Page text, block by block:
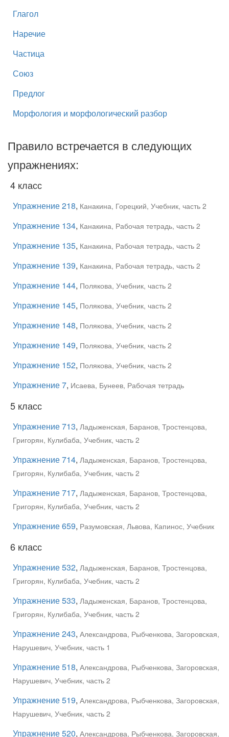
Глагол
Наречие
Частица
Союз
Предлог
Морфология и морфологический разбор
Правило встречается в следующих
упражнениях:
4 класс
Упражнение 218, Канакина, Горецкий, Учебник, часть 2
Упражнение 134, Канакина, Рабочая тетрадь, часть 2
Упражнение 135, Канакина, Рабочая тетрадь, часть 2
Упражнение 139, Канакина, Рабочая тетрадь, часть 2
Упражнение 144, Полякова, Учебник, часть 2
Упражнение 145, Полякова, Учебник, часть 2
Упражнение 148, Полякова, Учебник, часть 2
Упражнение 149, Полякова, Учебник, часть 2
Упражнение 152, Полякова, Учебник, часть 2
Упражнение 7, Исаева, Бунеев, Рабочая тетрадь
5 класс
Упражнение 713, Ладыженская, Баранов, Тростенцова,
Григорян, Кулибаба, Учебник, часть 2
Упражнение 714, Ладыженская, Баранов, Тростенцова,
Григорян, Кулибаба, Учебник, часть 2
Упражнение 717, Ладыженская, Баранов, Тростенцова,
Григорян, Кулибаба, Учебник, часть 2
Упражнение 659, Разумовская, Львова, Капинос, Учебник
6 класс
Упражнение 532, Ладыженская, Баранов, Тростенцова,
Григорян, Кулибаба, Учебник, часть 2
Упражнение 533, Ладыженская, Баранов, Тростенцова,
Григорян, Кулибаба, Учебник, часть 2
Упражнение 243, Александрова, Рыбченкова, Загоровская,
Нарушевич, Учебник, часть 1
Упражнение 518, Александрова, Рыбченкова, Загоровская,
Нарушевич, Учебник, часть 2
Упражнение 519, Александрова, Рыбченкова, Загоровская,
Нарушевич, Учебник, часть 2
Упражнение 520, Александрова, Рыбченкова, Загоровская,